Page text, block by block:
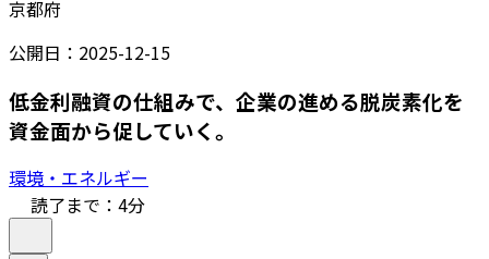
京都府
公開日： 2025-12-15
低金利融資の仕組みで、企業の進める脱炭素化を
資金面から促していく。
環境・エネルギー
読了まで： 4分